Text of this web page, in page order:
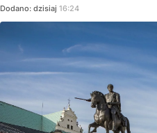
Dodano: dzisiaj 16:24